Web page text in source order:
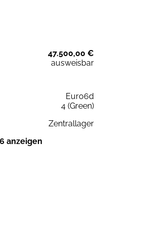
47.500,00 €
ausweisbar
Euro6d
4 (Green)
Zentrallager
anzeigen